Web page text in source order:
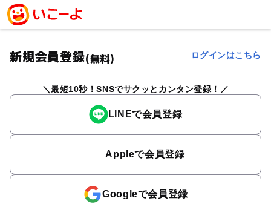
新規会員登録(無料) ログインはこちら
最短10秒！SNSでサクッとカンタン登録！
LINEで会員登録
Appleで会員登録
Googleで会員登録